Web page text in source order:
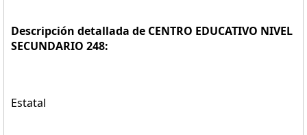
Descripción detallada de CENTRO EDUCATIVO NIVEL
SECUNDARIO 248:
Estatal